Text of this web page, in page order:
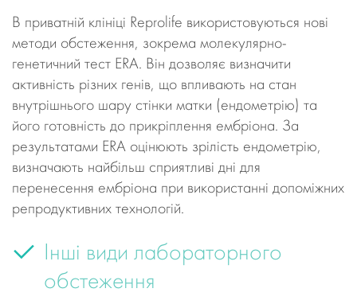
В приватній клініці Reprolife використовуються нові
методи обстеження, зокрема молекулярно-
генетичний тест ERA. Він дозволяє визначити
активність різних генів, що впливають на стан
внутрішнього шару стінки матки (ендометрію) та
його готовність до прикріплення ембріона. За
результатами ERA оцінюють зрілість ендометрію,
визначають найбільш сприятливі дні для
перенесення ембріона при використанні допоміжних
репродуктивних технологій.
Інші види лабораторного
обстеження